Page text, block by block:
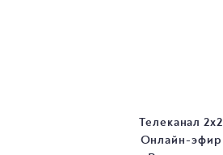
Телеканал 2х2
Онлайн-эфир